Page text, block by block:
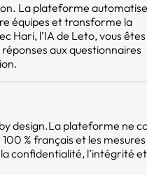
La plateforme
équipes et transforme la
Hari, l’IA de Leto, vous êtes
aux questionnaires
design.La plateforme ne
% français et les
confidentialité, l’intégrité